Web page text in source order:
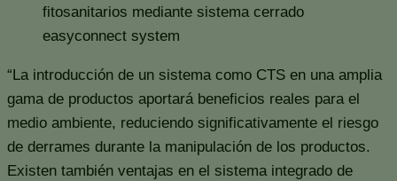
easyconnect system
“La introducción de un sistema como CTS en una amplia
gama de productos aportará beneficios reales para el
medio ambiente, reduciendo significativamente el riesgo
de derrames durante la manipulación de los productos.
Existen también ventajas en el sistema integrado de